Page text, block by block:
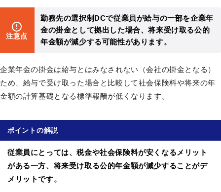
注意点
勤務先の選択制DCで従業員が給与の一部を企業年
金の掛金として拠出した場合、将来受け取る公的
年金額が減少する可能性があります。
企業年金の掛金は給与とはみなされない（会社の掛金となる）
ため、給与で受け取った場合と比較して社会保険料や将来の年
金額の計算基礎となる標準報酬が低くなります。
ポイントの解説
従業員にとっては、税金や社会保険料が安くなるメリット
がある一方、将来受け取る公的年金額が減少することがデ
メリットです。